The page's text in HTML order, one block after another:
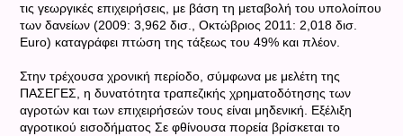
τις γεωργικές επιχειρήσεις, με βάση τη μεταβολή του υπολοίπου
των δανείων (2009: 3,962 δισ., Οκτώβριος 2011: 2,018 δισ.
Euro) καταγράφει πτώση της τάξεως του 49% και πλέον.
Στην τρέχουσα χρονική περίοδο, σύμφωνα με μελέτη της
ΠΑΣΕΓΕΣ, η δυνατότητα τραπεζικής χρηματοδότησης των
αγροτών και των επιχειρήσεών τους είναι μηδενική. Εξέλιξη
αγροτικού εισοδήματος Σε φθίνουσα πορεία βρίσκεται το